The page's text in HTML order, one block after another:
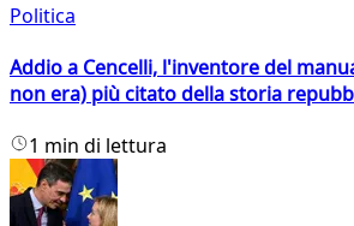
Politica
Addio a Cencelli, l'inventore del
non era) più citato della storia
1 min di lettura